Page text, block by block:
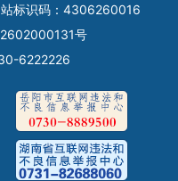
标识码：4306260016
号
6222226